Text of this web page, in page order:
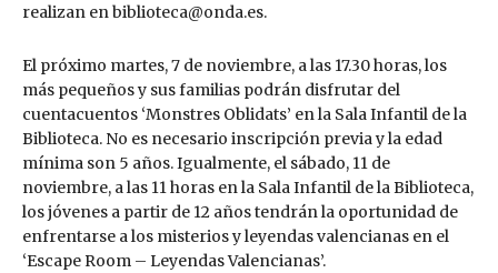
realizan en biblioteca@onda.es.
El próximo martes, 7 de noviembre, a las 17.30 horas, los
más pequeños y sus familias podrán disfrutar del
cuentacuentos ‘Monstres Oblidats’ en la Sala Infantil de la
Biblioteca. No es necesario inscripción previa y la edad
mínima son 5 años. Igualmente, el sábado, 11 de
noviembre, a las 11 horas en la Sala Infantil de la Biblioteca,
los jóvenes a partir de 12 años tendrán la oportunidad de
enfrentarse a los misterios y leyendas valencianas en el
‘Escape Room – Leyendas Valencianas’.